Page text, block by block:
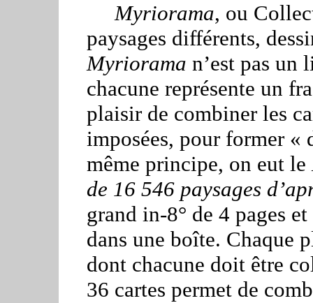
Myriorama, ou
paysages différents,
Myriorama n’est pas un
chacune représente un
plaisir de combiner les
imposées, pour former «
même principe, on eut le
de 16 546 paysages
grand in-8° de 4 pages
dans une boîte. Chaque
dont chacune doit être
36 cartes permet de